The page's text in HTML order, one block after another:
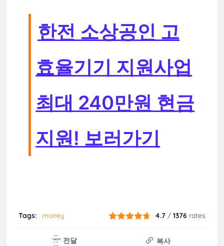
한전 소상공인 고
효율기기 지원사업
최대 240만원 현금
지원! 보러가기
Tags: money 4.7 /1376 rates
전달
복사